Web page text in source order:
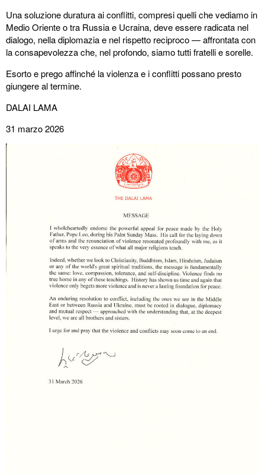
Una soluzione duratura ai conflitti, compresi quelli che vediamo in
Medio Oriente o tra Russia e Ucraina, deve essere radicata nel
dialogo, nella diplomazia e nel rispetto reciproco — affrontata con
la consapevolezza che, nel profondo, siamo tutti fratelli e sorelle.
Esorto e prego affinché la violenza e i conflitti possano presto
giungere al termine.
DALAI LAMA
31 marzo 2026